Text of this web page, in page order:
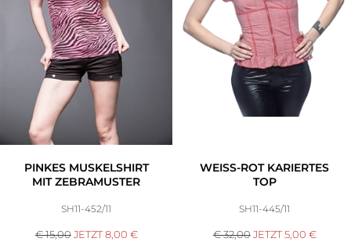
PINKES MUSKELSHIRT
MIT ZEBRAMUSTER
SH11-452/11
€ 15,00 JETZT8,00 €
WEISS-ROT KARIERTES T
OP
SH11-445/11
€ 32,00 JETZT5,00 €